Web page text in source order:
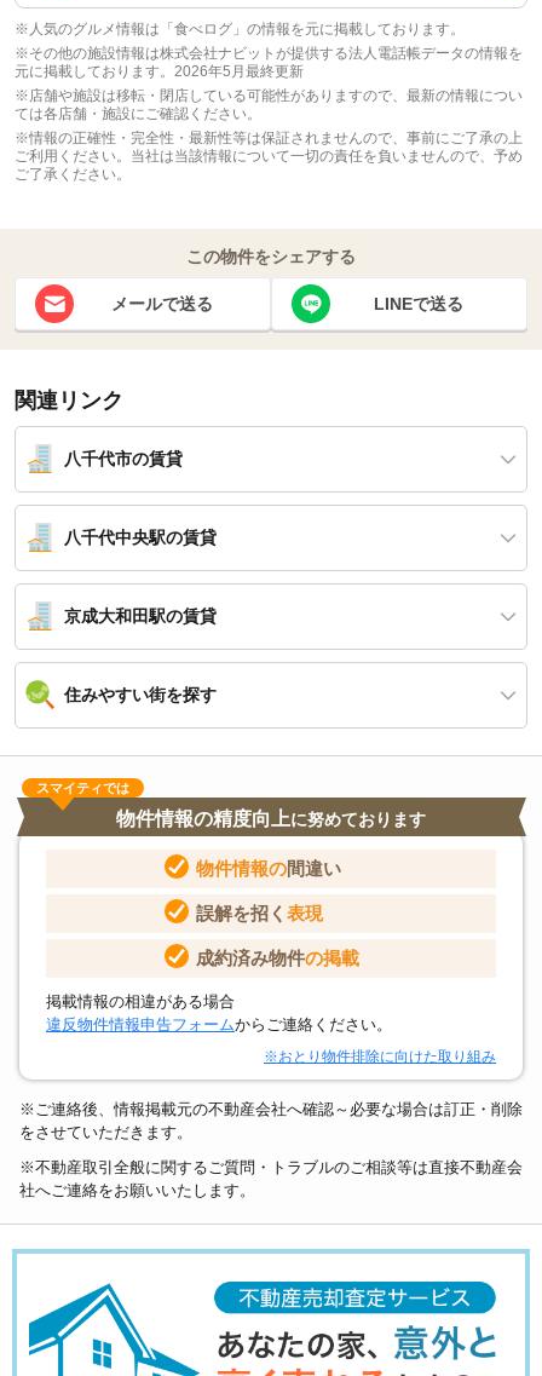
※人気のグルメ情報は「食べログ」の情報を元に掲載しております。
※その他の施設情報は株式会社ナビットが提供する法人電話帳データの情報を
元に掲載しております。2026年5月最終更新
※店舗や施設は移転・閉店している可能性がありますので、最新の情報につい
ては各店舗・施設にご確認ください。
※情報の正確性・完全性・最新性等は保証されませんので、事前にご了承の上
ご利用ください。当社は当該情報について一切の責任を負いませんので、予め
ご了承ください。
この物件をシェアする
メールで送る LINEで送る
関連リンク
八千代市の賃貸
八千代中央駅の賃貸
京成大和田駅の賃貸
住みやすい街を探す
スマイティでは
物件情報の精度向上に努めております
物件情報の間違い
誤解を招く 表現
成約済み物件の掲載
掲載情報の相違がある場合
違反物件情報申告フォームからご連絡ください。
※おとり物件排除に向けた取り組み
※ご連絡後、情報掲載元の不動産会社へ確認～必要な場合は訂正・削除
をさせていただきます。
※不動産取引全般に関するご質問・トラブルのご相談等は直接不動産会
社へご連絡をお願いいたします。